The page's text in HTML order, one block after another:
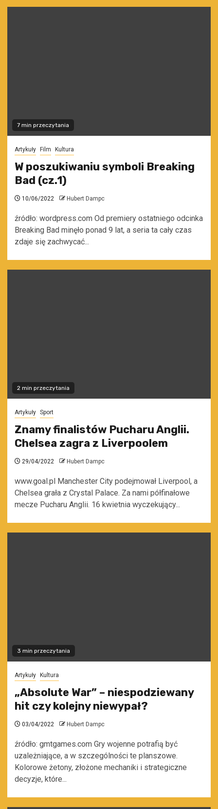
7 min przeczytania
Artykuły Film Kultura
W poszukiwaniu symboli Breaking
Bad (cz.1)
10/06/2022 Hubert Dampc
źródło: wordpress.com Od premiery ostatniego odcinka
Breaking Bad minęło ponad 9 lat, a seria ta cały czas
zdaje się zachwycać...
2 min przeczytania
Artykuły Sport
Znamy finalistów Pucharu Anglii.
Chelsea zagra z Liverpoolem
29/04/2022 Hubert Dampc
www.goal.pl Manchester City podejmował Liverpool, a
Chelsea grała z Crystal Palace. Za nami półfinałowe
mecze Pucharu Anglii. 16 kwietnia wyczekujący...
3 min przeczytania
Artykuły Kultura
„Absolute War” – niespodziewany
hit czy kolejny niewypał?
03/04/2022 Hubert Dampc
źródło: gmtgames.com Gry wojenne potrafią być
uzależniające, a w szczególności te planszowe.
Kolorowe żetony, złożone mechaniki i strategiczne
decyzje, które...